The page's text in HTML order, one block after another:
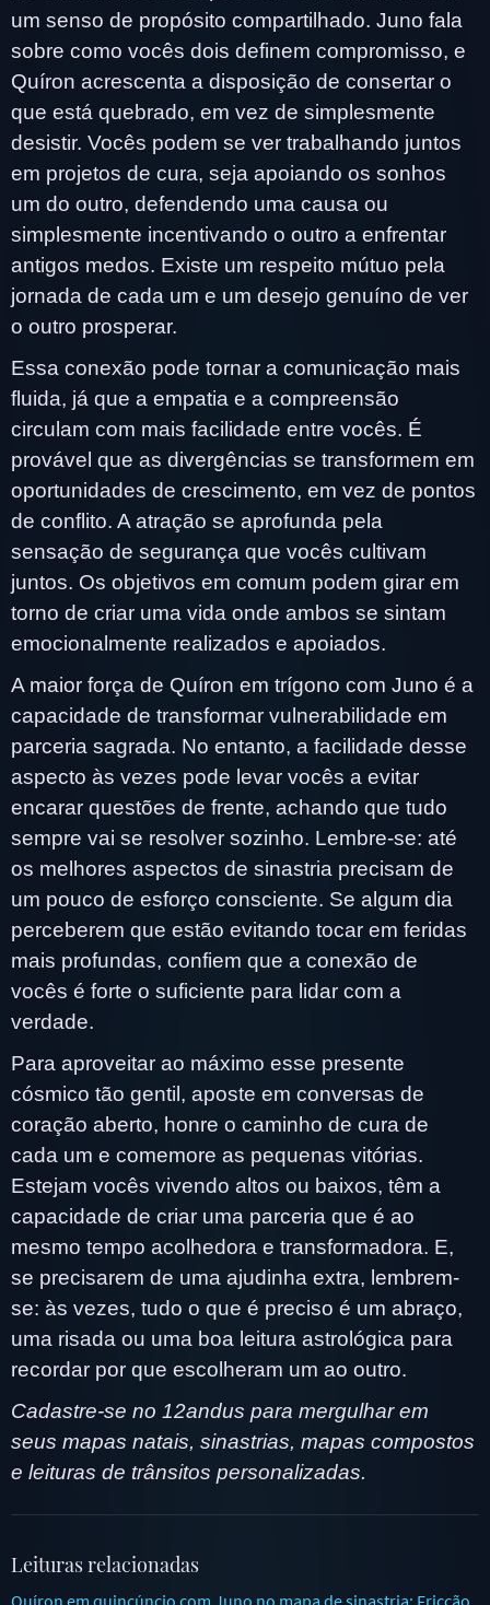
um senso de propósito compartilhado. Juno fala
sobre como vocês dois definem compromisso, e
Quíron acrescenta a disposição de consertar o
que está quebrado, em vez de simplesmente
desistir. Vocês podem se ver trabalhando juntos
em projetos de cura, seja apoiando os sonhos
um do outro, defendendo uma causa ou
simplesmente incentivando o outro a enfrentar
antigos medos. Existe um respeito mútuo pela
jornada de cada um e um desejo genuíno de ver
o outro prosperar.
Essa conexão pode tornar a comunicação mais
fluida, já que a empatia e a compreensão
circulam com mais facilidade entre vocês. É
provável que as divergências se transformem em
oportunidades de crescimento, em vez de pontos
de conflito. A atração se aprofunda pela
sensação de segurança que vocês cultivam
juntos. Os objetivos em comum podem girar em
torno de criar uma vida onde ambos se sintam
emocionalmente realizados e apoiados.
A maior força de Quíron em trígono com Juno é a
capacidade de transformar vulnerabilidade em
parceria sagrada. No entanto, a facilidade desse
aspecto às vezes pode levar vocês a evitar
encarar questões de frente, achando que tudo
sempre vai se resolver sozinho. Lembre-se: até
os melhores aspectos de sinastria precisam de
um pouco de esforço consciente. Se algum dia
perceberem que estão evitando tocar em feridas
mais profundas, confiem que a conexão de
vocês é forte o suficiente para lidar com a
verdade.
Para aproveitar ao máximo esse presente
cósmico tão gentil, aposte em conversas de
coração aberto, honre o caminho de cura de
cada um e comemore as pequenas vitórias.
Estejam vocês vivendo altos ou baixos, têm a
capacidade de criar uma parceria que é ao
mesmo tempo acolhedora e transformadora. E,
se precisarem de uma ajudinha extra, lembrem-
se: às vezes, tudo o que é preciso é um abraço,
uma risada ou uma boa leitura astrológica para
recordar por que escolheram um ao outro.
Cadastre-se no 12andus para mergulhar em
seus mapas natais, sinastrias, mapas compostos
e leituras de trânsitos personalizadas.
Leituras relacionadas
Quíron em quincúncio com Juno no mapa de sinastria: Fricção